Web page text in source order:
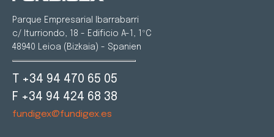
Parque Empresarial Ibarrabarri
c/ Iturriondo, 18 - Edificio A-1, 1ºC
48940 Leioa (Bizkaia) - Spanien
T +34 94 470 65 05
F +34 94 424 68 38
fundigex@fundigex.es